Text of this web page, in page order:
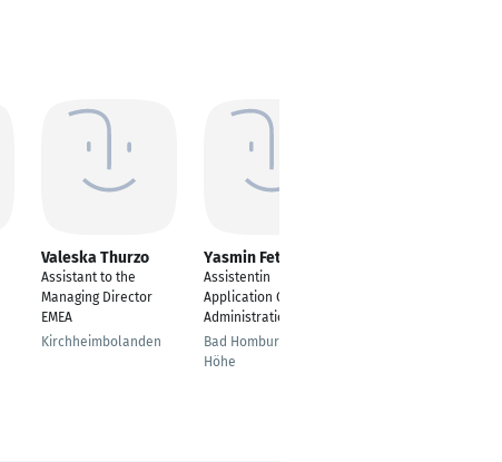
Valeska Thurzo
Assistant to the
Managing Director
EMEA
Kirchheimbolanden
Yasmin Feth
Assistentin
Application Operation
Administration
Bad Homburg vor der
Höhe